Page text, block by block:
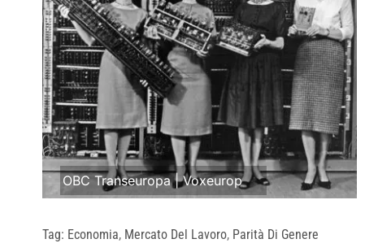
OBC Transeuropa|Voxeurop
Tag: Economia, Mercato Del Lavoro, Parità Di Genere